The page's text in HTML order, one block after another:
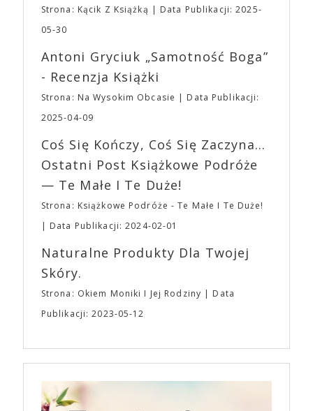
bohaterem własnej historii. W pełni autorska wizja
jednego z najbardziej interesujących współczesnych
(„Joker”, „Ona”) w swojej najbardziej zaskakującej
roli. Twórca kultowych „Dziedzictwo. Hereditary” i
„Midsommar. W biały dzień” zrealizował najbardziej
osobisty film, który pozwolił mu w pełni podzielić
się z widzami swoimi lękami, wizją świata, a przede
„Bo się boi” w kinach od 21 kwietnia.
zakupione na terenie imprezy. Ten zakaz nie będzie
dotyczył jedynie tych, którzy z imprezy wyjść nie
Wystawców i Obsługi. Na terenie hali nie zabraknie
Waszych ulubionych Wystawców serwujących
napoje oraz drobne przekąski a przed halą
planujemy Strefę FoodTrucków. Życzymy Wam
fantastycznego czasu oczekiwania na nadchodzącą
EXPO XXI!
Strona: Kącik Z Książką
Data Publikacji: 2025-
05-30
Antoni Gryciuk „Samotność Boga”
- Recenzja Książki
Strona: Na Wysokim Obcasie
Data Publikacji:
2025-04-09
Coś Się Kończy, Coś Się Zaczyna...
Ostatni Post Książkowe Podróże
— Te Małe I Te Duże!
Strona: Książkowe Podróże - Te Małe I Te Duże!
Data Publikacji: 2024-02-01
Naturalne Produkty Dla Twojej
Skóry.
Strona: Okiem Moniki I Jej Rodziny
Data
Publikacji: 2023-05-12